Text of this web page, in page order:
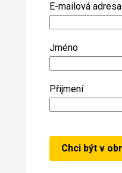
E-mailová adresa
Jméno
Příjmení